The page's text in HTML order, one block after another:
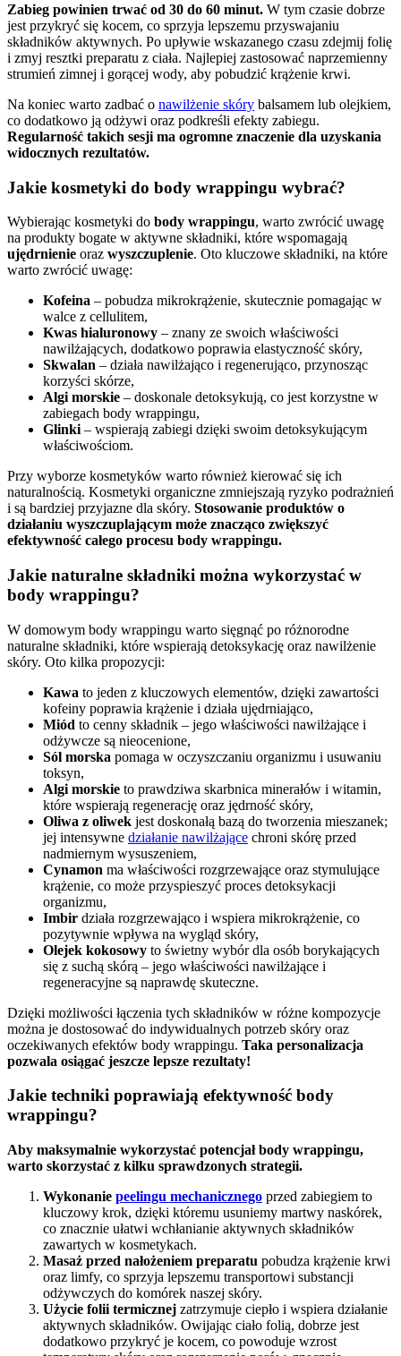
Zabieg powinien trwać od 30 do 60 minut. W tym czasie dobrze
jest przykryć się kocem, co sprzyja lepszemu przyswajaniu
składników aktywnych. Po upływie wskazanego czasu zdejmij folię
i zmyj resztki preparatu z ciała. Najlepiej zastosować naprzemienny
strumień zimnej i gorącej wody, aby pobudzić krążenie krwi.
Na koniec warto zadbać o nawilżenie skóry balsamem lub olejkiem,
co dodatkowo ją odżywi oraz podkreśli efekty zabiegu.
Regularność takich sesji ma ogromne znaczenie dla uzyskania
widocznych rezultatów.
Jakie kosmetyki do body wrappingu wybrać?
Wybierając kosmetyki do body wrappingu, warto zwrócić uwagę
na produkty bogate w aktywne składniki, które wspomagają
ujędrnienie oraz wyszczuplenie. Oto kluczowe składniki, na które
warto zwrócić uwagę:
Kofeina – pobudza mikrokrążenie, skutecznie pomagając w
walce z cellulitem,
Kwas hialuronowy – znany ze swoich właściwości
nawilżających, dodatkowo poprawia elastyczność skóry,
Skwalan – działa nawilżająco i regenerująco, przynosząc
korzyści skórze,
Algi morskie – doskonale detoksykują, co jest korzystne w
zabiegach body wrappingu,
Glinki – wspierają zabiegi dzięki swoim detoksykującym
właściwościom.
Przy wyborze kosmetyków warto również kierować się ich
naturalnością. Kosmetyki organiczne zmniejszają ryzyko podrażnień
i są bardziej przyjazne dla skóry. Stosowanie produktów o
działaniu wyszczuplającym może znacząco zwiększyć
efektywność całego procesu body wrappingu.
Jakie naturalne składniki można wykorzystać w
body wrappingu?
W domowym body wrappingu warto sięgnąć po różnorodne
naturalne składniki, które wspierają detoksykację oraz nawilżenie
skóry. Oto kilka propozycji:
Kawa to jeden z kluczowych elementów, dzięki zawartości
kofeiny poprawia krążenie i działa ujędrniająco,
Miód to cenny składnik – jego właściwości nawilżające i
odżywcze są nieocenione,
Sól morska pomaga w oczyszczaniu organizmu i usuwaniu
toksyn,
Algi morskie to prawdziwa skarbnica minerałów i witamin,
które wspierają regenerację oraz jędrność skóry,
Oliwa z oliwek jest doskonałą bazą do tworzenia mieszanek;
jej intensywne działanie nawilżające chroni skórę przed
nadmiernym wysuszeniem,
Cynamon ma właściwości rozgrzewające oraz stymulujące
krążenie, co może przyspieszyć proces detoksykacji
organizmu,
Imbir działa rozgrzewająco i wspiera mikrokrążenie, co
pozytywnie wpływa na wygląd skóry,
Olejek kokosowy to świetny wybór dla osób borykających
się z suchą skórą – jego właściwości nawilżające i
regeneracyjne są naprawdę skuteczne.
Dzięki możliwości łączenia tych składników w różne kompozycje
można je dostosować do indywidualnych potrzeb skóry oraz
oczekiwanych efektów body wrappingu. Taka personalizacja
pozwala osiągać jeszcze lepsze rezultaty!
Jakie techniki poprawiają efektywność body
wrappingu?
Aby maksymalnie wykorzystać potencjał body wrappingu,
warto skorzystać z kilku sprawdzonych strategii.
Wykonanie peelingu mechanicznego przed zabiegiem to
kluczowy krok, dzięki któremu usuniemy martwy naskórek,
co znacznie ułatwi wchłanianie aktywnych składników
zawartych w kosmetykach.
Masaż przed nałożeniem preparatu pobudza krążenie krwi
oraz limfy, co sprzyja lepszemu transportowi substancji
odżywczych do komórek naszej skóry.
Użycie folii termicznej zatrzymuje ciepło i wspiera działanie
aktywnych składników. Owijając ciało folią, dobrze jest
dodatkowo przykryć je kocem, co powoduje wzrost